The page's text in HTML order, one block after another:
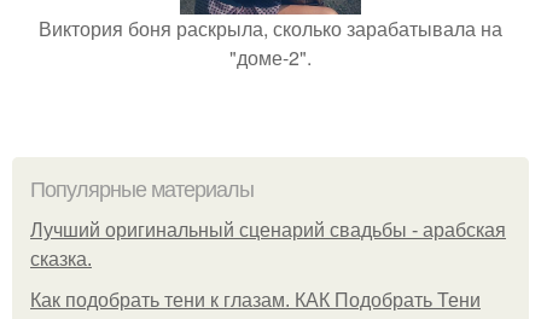
Виктория боня раскрыла, сколько зарабатывала на
"доме-2".
Популярные материалы
Лучший оригинальный сценарий свадьбы - арабская
сказка.
Как подобрать тени к глазам. КАК Подобрать Тени